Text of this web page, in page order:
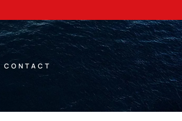
CONTACT